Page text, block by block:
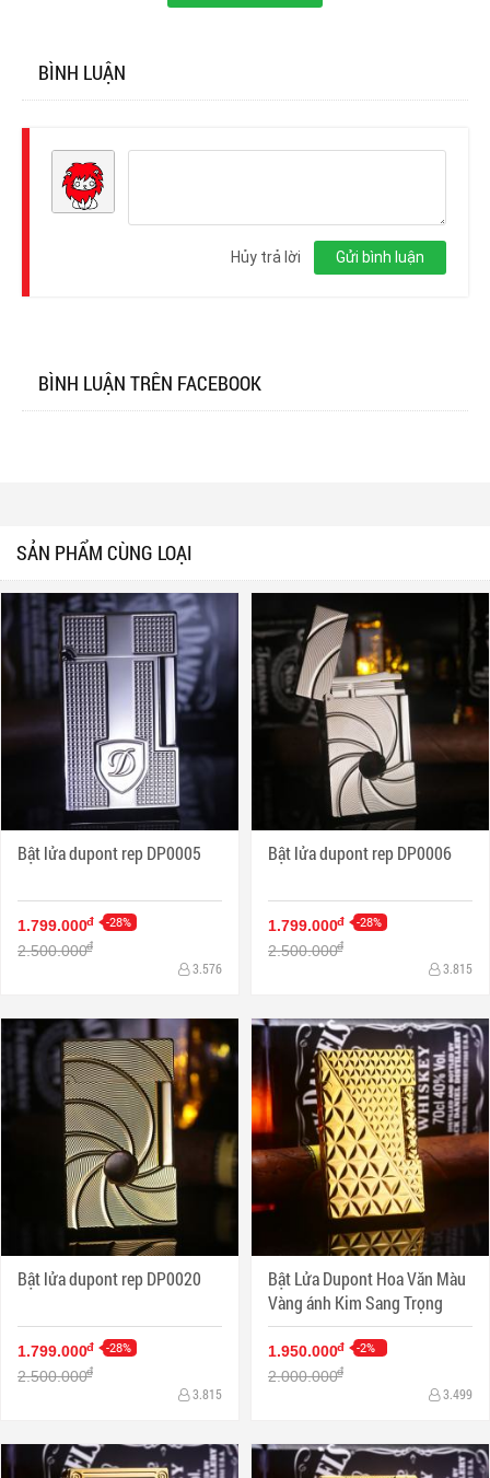
BÌNH LUẬN
Gửi bình luận
Hủy trả lời
BÌNH LUẬN TRÊN FACEBOOK
SẢN PHẨM CÙNG LOẠI
Bật lửa dupont rep DP0005
1.799.000đ -28%
2.500.000đ
3.576
Bật lửa dupont rep DP0006
1.799.000đ -28%
2.500.000đ
3.815
Bật lửa dupont rep DP0020
1.799.000đ -28%
2.500.000đ
3.815
Bật Lửa Dupont Hoa Văn Màu
Vàng ánh Kim Sang Trọng
1.950.000đ -2%
2.000.000đ
3.499